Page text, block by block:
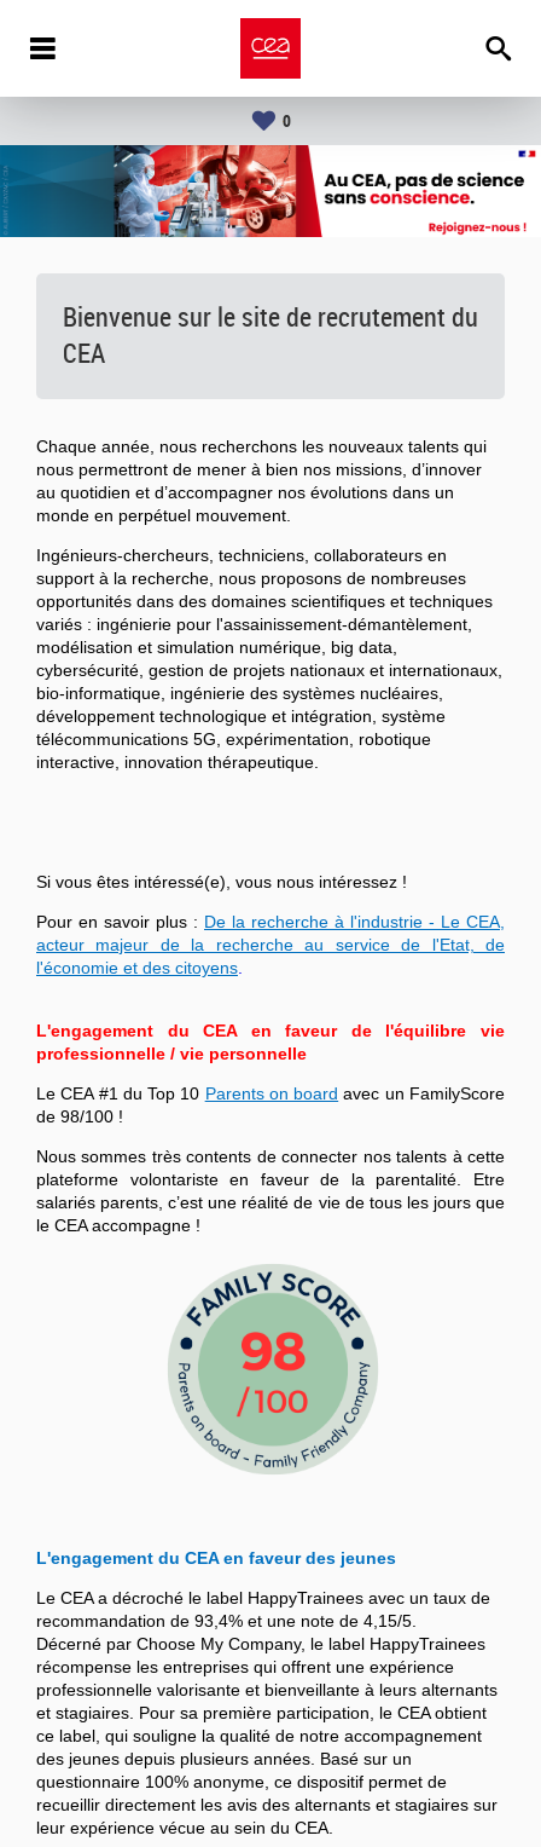
0
Bienvenue sur le site de recrutement du
CEA
Chaque année, nous recherchons les nouveaux talents qui
nous permettront de mener à bien nos missions, d’innover
au quotidien et d’accompagner nos évolutions dans un
monde en perpétuel mouvement.
Ingénieurs-chercheurs, techniciens, collaborateurs en
support à la recherche, nous proposons de nombreuses
opportunités dans des domaines scientifiques et techniques
variés : ingénierie pour l'assainissement-démantèlement,
modélisation et simulation numérique, big data,
cybersécurité, gestion de projets nationaux et internationaux,
bio-informatique, ingénierie des systèmes nucléaires,
développement technologique et intégration, système
télécommunications 5G, expérimentation, robotique
interactive, innovation thérapeutique.
Si vous êtes intéressé(e), vous nous intéressez !
Pour en savoir plus : De la recherche à l'industrie - Le CEA,
acteur majeur de la recherche au service de l'Etat, de
l'économie et des citoyens
L'engagement du CEA en faveur de l'équilibre vie
professionnelle / vie personnelle
Le CEA #1 du Top 10 Parents on board avec un FamilyScore
de 98/100 !
Nous sommes très contents de connecter nos talents à cette
plateforme volontariste en faveur de la parentalité. Etre
salariés parents, c’est une réalité de vie de tous les jours que
le CEA accompagne !
L'engagement du CEA en faveur des jeunes
Le CEA a décroché le label HappyTrainees avec un taux de
recommandation de 93,4% et une note de 4,15/5.
Décerné par Choose My Company, le label HappyTrainees
récompense les entreprises qui offrent une expérience
professionnelle valorisante et bienveillante à leurs alternants
et stagiaires. Pour sa première participation, le CEA obtient
ce label, qui souligne la qualité de notre accompagnement
des jeunes depuis plusieurs années. Basé sur un
questionnaire 100% anonyme, ce dispositif permet de
recueillir directement les avis des alternants et stagiaires sur
leur expérience vécue au sein du CEA.